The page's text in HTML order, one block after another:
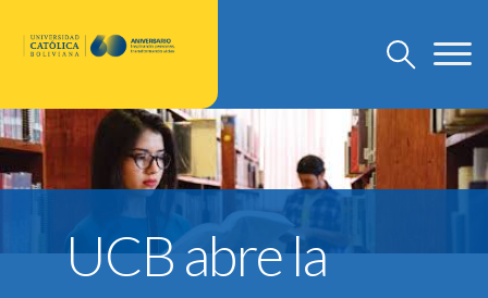
U.C.B.
Discursos Rector Nacional
Grado
Post Grado
UCB abre la